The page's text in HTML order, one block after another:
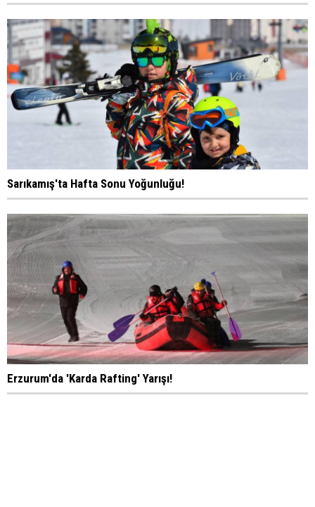
Sarıkamış'ta Hafta Sonu Yoğunluğu!
Erzurum'da 'Karda Rafting' Yarışı!